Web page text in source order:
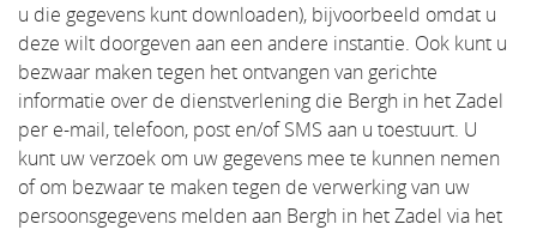
u die gegevens kunt downloaden), bijvoorbeeld omdat u
deze wilt doorgeven aan een andere instantie. Ook kunt u
bezwaar maken tegen het ontvangen van gerichte
informatie over de dienstverlening die Bergh in het Zadel
per e-mail, telefoon, post en/of SMS aan u toestuurt. U
kunt uw verzoek om uw gegevens mee te kunnen nemen
of om bezwaar te maken tegen de verwerking van uw
persoonsgegevens melden aan Bergh in het Zadel via het